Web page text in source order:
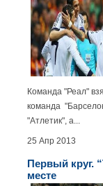
Команда "Реал"
команда
"Атлетик", а...
25 Апр 2013
Первый круг.
месте